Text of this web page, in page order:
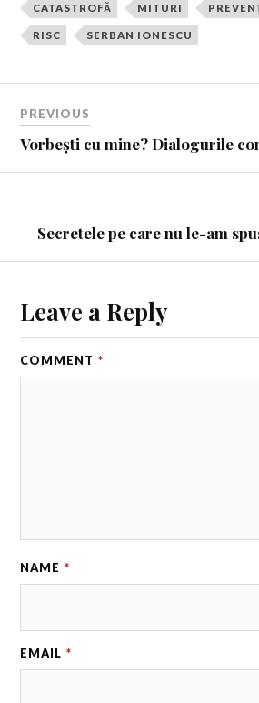
CATASTROFĂ MITURI
RISC SERBAN IONESCU
PREVIOUS
Vorbești cu mine? Dialogurile
Secretele pe care nu le-am
Leave a Reply
COMMENT *
NAME *
EMAIL *